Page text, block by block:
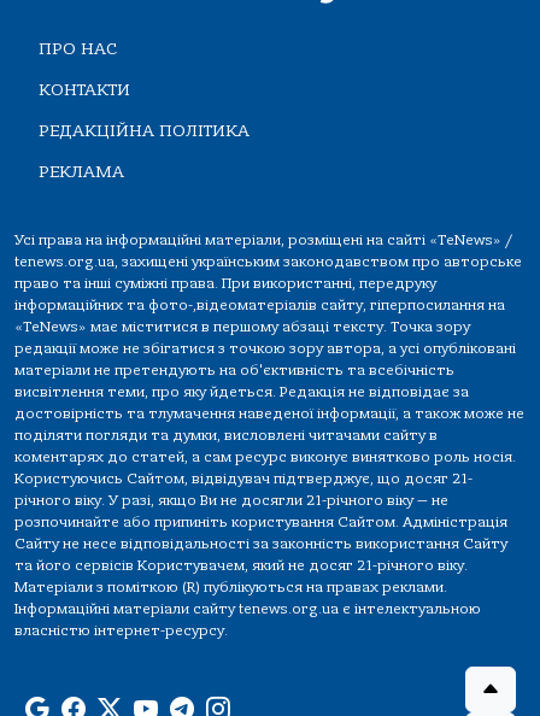
ПРО НАС
КОНТАКТИ
РЕДАКЦІЙНА ПОЛІТИКА
РЕКЛАМА
Усі права на інформаційні матеріали, розміщені на сайті «TeNews» /
tenews.org.ua, захищені українським законодавством про авторське
право та інші суміжні права. При використанні, передруку
інформаційних та фото-,відеоматеріалів сайту, гіперпосилання на
«TeNews» має міститися в першому абзаці тексту. Точка зору
редакції може не збігатися з точкою зору автора, а усі опубліковані
матеріали не претендують на об'єктивність та всебічність
висвітлення теми, про яку йдеться. Редакція не відповідає за
достовірність та тлумачення наведеної інформації, а також може не
поділяти погляди та думки, висловлені читачами сайту в
коментарях до статей, а сам ресурс виконує винятково роль носія.
Користуючись Сайтом, відвідувач підтверджує, що досяг 21-
річного віку. У разі, якщо Ви не досягли 21-річного віку — не
розпочинайте або припиніть користування Сайтом. Адміністрація
Сайту не несе відповідальності за законність використання Сайту
та його сервісів Користувачем, який не досяг 21-річного віку.
Матеріали з поміткою (R) публікуються на правах реклами.
Інформаційні матеріали сайту tenews.org.ua є інтелектуальною
власністю інтернет-ресурсу.